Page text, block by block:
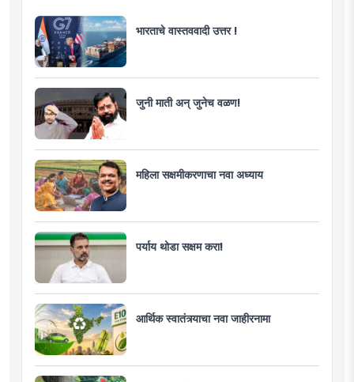
भारताचे वास्तववादी उत्तर !
जुनी माती अन् जुनेच वळण!
महिला सक्षमीकरणाचा नवा अध्याय
पर्याय थोडा सक्षम करा!
आर्थिक स्वातंत्र्याचा नवा जाहीरनामा